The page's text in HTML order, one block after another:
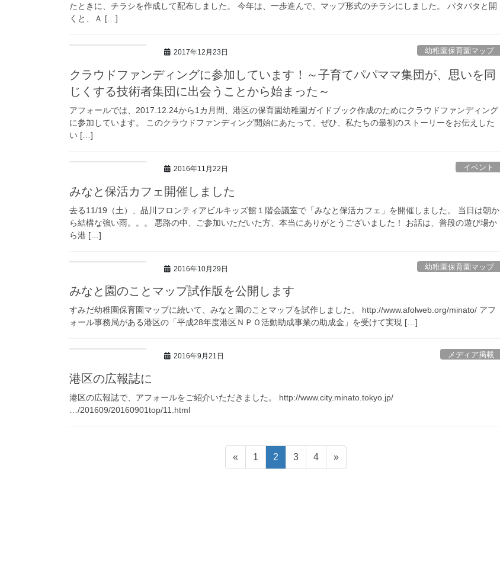
たときに、チラシを作成して配布しました。 今年は、一歩進んで、マップ形式のチラシにしました。 パタパタと開
くと、Ａ […]
2017年12月23日 幼稚園保育園マップ
クラウドファンディングに参加しています！～子育てパパママ集団が、思いを同
じくする技術者集団に出会うことから始まった～
アフォールでは、2017.12.24から1カ月間、港区の保育園幼稚園ガイドブック作成のためにクラウドファンディング
に参加しています。 このクラウドファンディング開始にあたって、ぜひ、私たちの最初のストーリーをお伝えした
い […]
2016年11月22日 イベント
みなと保活カフェ開催しました
去る11/19（土）、品川フロンティアビルキッズ館１階会議室で「みなと保活カフェ」を開催しました。 当日は朝か
ら結構な強い雨。。。 悪路の中、ご参加いただいた方、本当にありがとうございました！ お話は、普段の遊び場か
ら港 […]
2016年10月29日 幼稚園保育園マップ
みなと園のことマップ試作版を公開します
すみだ幼稚園保育園マップに続いて、みなと園のことマップを試作しました。 http://www.afolweb.org/minato/ アフ
ォール事務局がある港区の「平成28年度港区ＮＰＯ活動助成事業の助成金」を受けて実現 […]
2016年9月21日 メディア掲載
港区の広報誌に
港区の広報誌で、アフォールをご紹介いただきました。 http://www.city.minato.tokyo.jp/
…/201609/20160901top/11.html
«
固
定
1
固
定
2
固
定
3
固
定
4 »